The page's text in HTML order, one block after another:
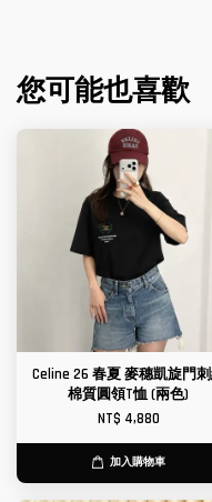
您可能也喜歡
Celine 26 春夏 麥穗凱旋門
棉質圓領T恤 (兩色)
NT$ 4,880
加入購物車